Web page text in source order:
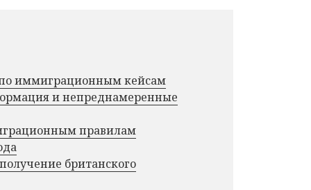
по иммиграционным кейсам
и непреднамеренные
правилам
британского